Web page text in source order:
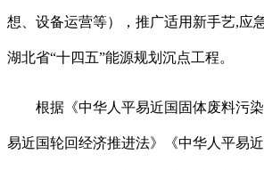
想、设备运营等），推广适用新手艺,应
湖北省“十四五”能源规划沉点工程。
根据《中华人平易近国固体废料污染
易近国轮回经济推进法》《中华人平易